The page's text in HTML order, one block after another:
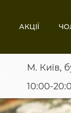
АКЦІЇ
М. Київ,
10:00-